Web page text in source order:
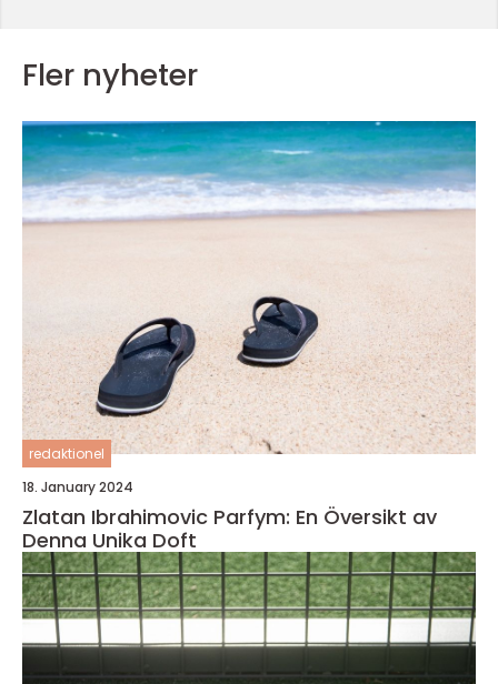
Fler nyheter
redaktionel
18. January 2024
Zlatan Ibrahimovic Parfym: En Översikt av
Denna Unika Doft